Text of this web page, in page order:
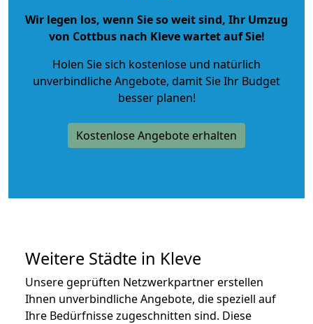
Wir legen los, wenn Sie so weit sind, Ihr Umzug
von Cottbus nach Kleve wartet auf Sie!
Holen Sie sich kostenlose und natürlich
unverbindliche Angebote, damit Sie Ihr Budget
besser planen!
Kostenlose Angebote erhalten
Weitere Städte in Kleve
Unsere geprüften Netzwerkpartner erstellen
Ihnen unverbindliche Angebote, die speziell auf
Ihre Bedürfnisse zugeschnitten sind. Diese